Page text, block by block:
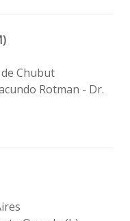
Chubut
Rotman - Dr.